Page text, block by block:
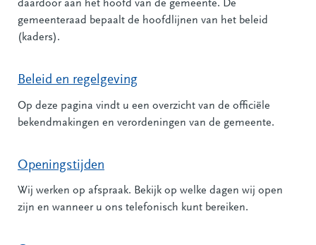
daardoor aan het hoofd van de gemeente. De
gemeenteraad bepaalt de hoofdlijnen van het beleid
(kaders).
Beleid en regelgeving
Op deze pagina vindt u een overzicht van de officiële
bekendmakingen en verordeningen van de gemeente.
Openingstijden
Wij werken op afspraak. Bekijk op welke dagen wij open
zijn en wanneer u ons telefonisch kunt bereiken.